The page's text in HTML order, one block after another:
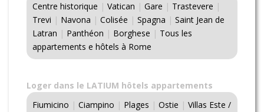
Centre historique | Vatican | Gare | Trastevere |
Trevi | Navona | Colisée | Spagna | Saint Jean de
Latran | Panthéon | Borghese | Tous les
appartements e hôtels à Rome
Loger dans le LATIUM hôtels appartements
Fiumicino | Ciampino | Plages | Ostie | Villas Este /